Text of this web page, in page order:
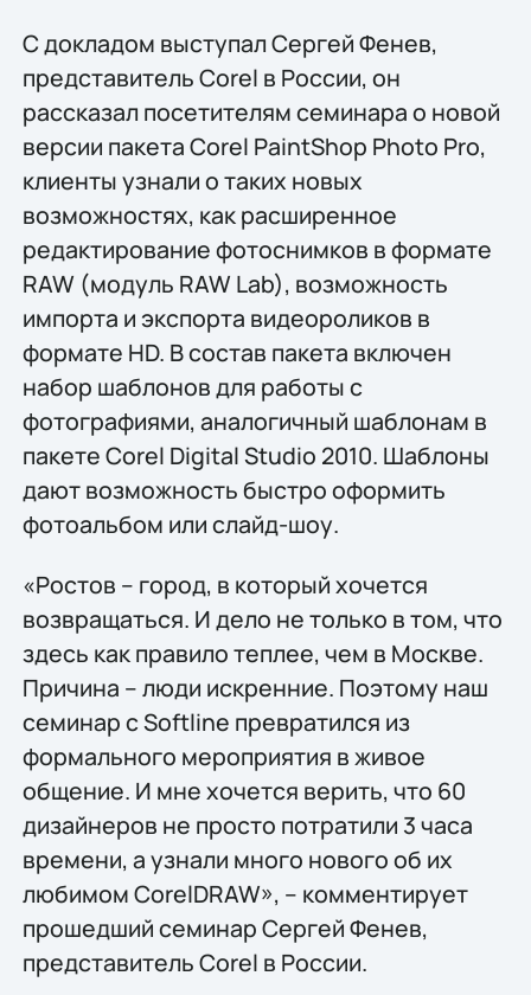
С докладом выступал Сергей Фенев,
представитель Corel в России, он
рассказал посетителям семинара о новой
версии пакета Corel PaintShop Photo Pro,
клиенты узнали о таких новых
возможностях, как расширенное
редактирование фотоснимков в формате
RAW (модуль RAW Lab), возможность
импорта и экспорта видеороликов в
формате HD. В состав пакета включен
набор шаблонов для работы с
фотографиями, аналогичный шаблонам в
пакете Corel Digital Studio 2010. Шаблоны
дают возможность быстро оформить
фотоальбом или слайд-шоу.
«Ростов – город, в который хочется
возвращаться. И дело не только в том, что
здесь как правило теплее, чем в Москве.
Причина – люди искренние. Поэтому наш
семинар с Softline превратился из
формального мероприятия в живое
общение. И мне хочется верить, что 60
дизайнеров не просто потратили 3 часа
времени, а узнали много нового об их
любимом CorelDRAW», – комментирует
прошедший семинар Сергей Фенев,
представитель Corel в России.